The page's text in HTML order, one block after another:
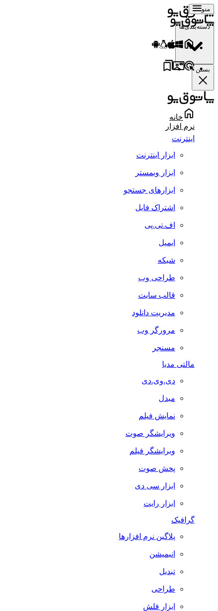
منو
دسته‌بندی‌ها
بستن
خانه
نرم افزار
اینترنت
ابزار اینترنت
ابزار وبمستر
ابزارهای جستجو
اشتراک فایل
اف.تی.پی
ایمیل
شبکه
طراحی وب
قالب سایت
مدیریت دانلود
مرورگر وب
مسنجر
مالتی مدیا
دی.وی.دی
مبدل
نمایش فیلم
ویرایشگر صوت
ویرایشگر فیلم
پخش صوت
ابزار سی دی
ابزار رایت
گرافیک
پلاگین نرم افزارها
انیمیشن
تبدیل
طراحی
ابزار فلش